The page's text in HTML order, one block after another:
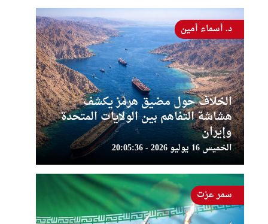
الخلاف حول مضيق هرمز يكشف
هشاشة التفاهم بين الولايات المتحدة
وإيران
الخميس 16 يوليو 2026 - 20:05:36
د. أسماء أمين
سمر عزت